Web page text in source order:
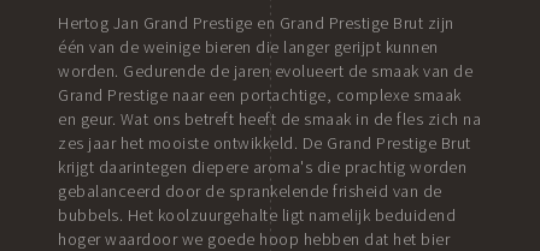
Hertog Jan Grand Prestige en Grand Prestige Brut zijn
één van de weinige bieren die langer gerijpt kunnen
worden. Gedurende de jaren evolueert de smaak van de
Grand Prestige naar een portachtige, complexe smaak
en geur. Wat ons betreft heeft de smaak in de fles zich na
zes jaar het mooiste ontwikkeld. De Grand Prestige Brut
krijgt daarintegen diepere aroma's die prachtig worden
gebalanceerd door de sprankelende frisheid van de
bubbels. Het koolzuurgehalte ligt namelijk beduidend
hoger waardoor we goede hoop hebben dat het bier